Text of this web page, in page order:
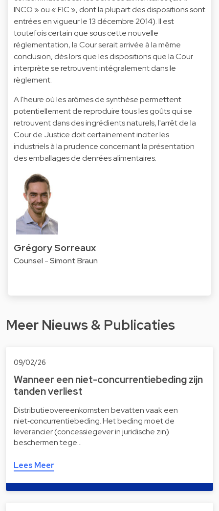
INCO » ou « FIC », dont la plupart des dispositions sont
entrées en vigueur le 13 décembre 2014). Il est
toutefois certain que sous cette nouvelle
réglementation, la Cour serait arrivée à la même
conclusion, dès lors que les dispositions que la Cour
interprète se retrouvent intégralement dans le
règlement.
A l'heure où les arômes de synthèse permettent
potentiellement de reproduire tous les goûts qui se
retrouvent dans des ingrédients naturels, l'arrêt de la
Cour de Justice doit certainement inciter les
industriels à la prudence concernant la présentation
des emballages de denrées alimentaires.
Grégory Sorreaux
Counsel - Simont Braun
Meer Nieuws & Publicaties
09/02/26
Wanneer een niet-concurrentiebeding zijn
tanden verliest
Distributieovereenkomsten bevatten vaak een
niet‑concurrentiebeding. Het beding moet de
leverancier (concessiegever in juridische zin)
beschermen tege…
Lees Meer